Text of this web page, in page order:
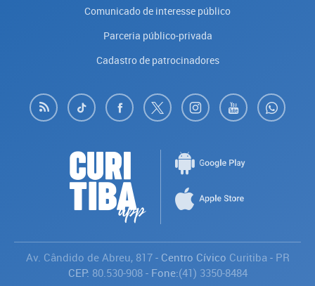
Comunicado de interesse público
Parceria público-privada
Cadastro de patrocinadores
Av. Cândido de Abreu, 817- Centro Cívico Curitiba- PR
CEP: 80.530-908- Fone:(41) 3350-8484